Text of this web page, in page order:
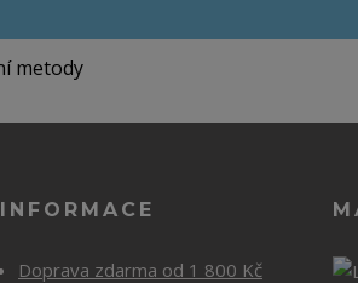
INFORMACE
Doprava zdarma od 1 800 Kč